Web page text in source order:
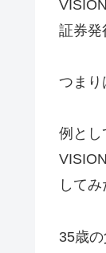
証券発
つまり
例とし
してみ
35歳